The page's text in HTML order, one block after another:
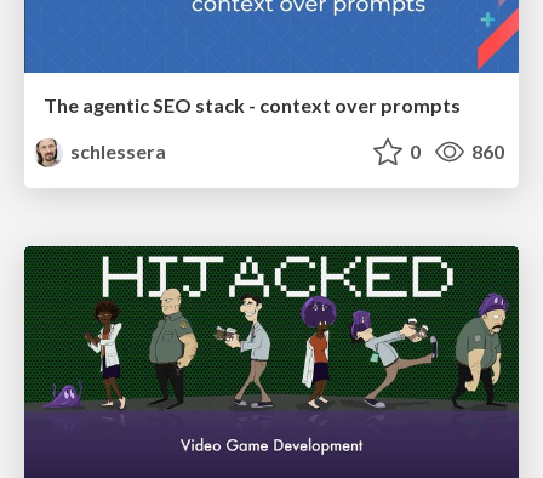
The agentic SEO stack - context over prompts
schlessera
0 860